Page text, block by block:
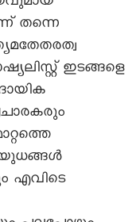
തന്നെ
ഇടങ്ങളെ
എവിടെ